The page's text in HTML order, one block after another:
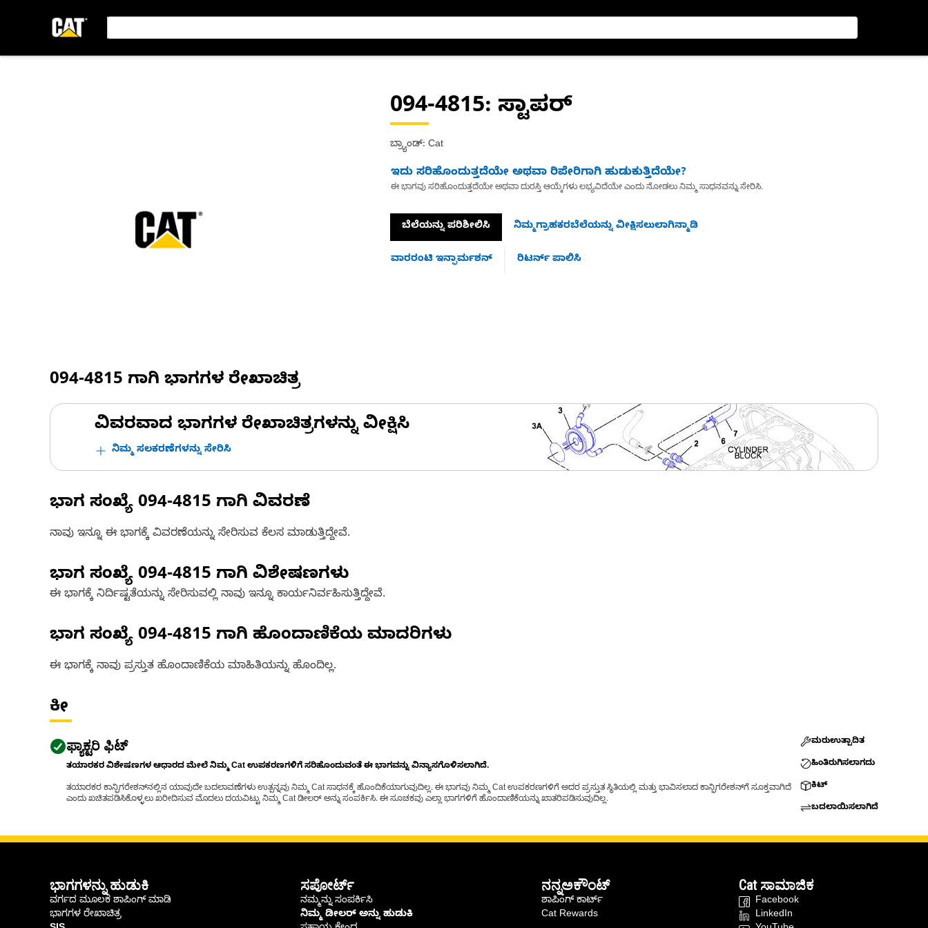
094-4815: ಸ್ಟಾಪರ್
ಬ್ರ್ಯಾಂಡ್: Cat
ಇದು ಸರಿಹೊಂದುತ್ತದೆಯೇ ಅಥವಾ ರಿಪೇರಿಗಾಗಿ ಹುಡುಕುತ್ತಿದೆಯೇ?
ಈ ಭಾಗವು ಸರಿಹೊಂದುತ್ತದೆಯೇ ಅಥವಾ ದುರಸ್ತಿ ಆಯ್ಕೆಗಳು ಲಭ್ಯವಿದೆಯೇ ಎಂದು ನೋಡಲು ನಿಮ್ಮ ಸಾಧನವನ್ನು ಸೇರಿಸಿ.
ಬೆಲೆಯನ್ನು ಪರಿಶೀಲಿಸಿ ನಿಮ್ಮಗ್ರಾಹಕರಬೆಲೆಯನ್ನು ವೀಕ್ಷಿಸಲುಲಾಗಿನ್ಮಾಡಿ
ವಾರರಂಟಿ ಇನ್ಫಾರ್ಮಶನ್ ರಿಟರ್ನ್ ಪಾಲಿಸಿ
094-4815 ಗಾಗಿ ಭಾಗಗಳ ರೇಖಾಚಿತ್ರ
ವಿವರವಾದ ಭಾಗಗಳ ರೇಖಾಚಿತ್ರಗಳನ್ನು ವೀಕ್ಷಿಸಿ
ನಿಮ್ಮ ಸಲಕರಣೆಗಳನ್ನು ಸೇರಿಸಿ
ಭಾಗ ಸಂಖ್ಯೆ 094-4815 ಗಾಗಿ ವಿವರಣೆ
ನಾವು ಇನ್ನೂ ಈ ಭಾಗಕ್ಕೆ ವಿವರಣೆಯನ್ನು ಸೇರಿಸುವ ಕೆಲಸ ಮಾಡುತ್ತಿದ್ದೇವೆ.
ಭಾಗ ಸಂಖ್ಯೆ 094-4815 ಗಾಗಿ ವಿಶೇಷಣಗಳು
ಈ ಭಾಗಕ್ಕೆ ನಿರ್ದಿಷ್ಟತೆಯನ್ನು ಸೇರಿಸುವಲ್ಲಿ ನಾವು ಇನ್ನೂ ಕಾರ್ಯನಿರ್ವಹಿಸುತ್ತಿದ್ದೇವೆ.
ಭಾಗ ಸಂಖ್ಯೆ 094-4815 ಗಾಗಿ ಹೊಂದಾಣಿಕೆಯ ಮಾದರಿಗಳು
ಈ ಭಾಗಕ್ಕೆ ನಾವು ಪ್ರಸ್ತುತ ಹೊಂದಾಣಿಕೆಯ ಮಾಹಿತಿಯನ್ನು ಹೊಂದಿಲ್ಲ.
ಕೀ
ಫ್ಯಾಕ್ಟರಿ ಫಿಟ್
ತಯಾರಕರ ವಿಶೇಷಣಗಳ ಆಧಾರದ ಮೇಲೆ ನಿಮ್ಮ Cat ಉಪಕರಣಗಳಿಗೆ ಸರಿಹೊಂದುವಂತೆ ಈ ಭಾಗವನ್ನು ವಿನ್ಯಾಸಗೊಳಿಸಲಾಗಿದೆ.
ತಯಾರಕರ ಕಾನ್ಫಿಗರೇಶನ್‌ನಲ್ಲಿನ ಯಾವುದೇ ಬದಲಾವಣೆಗಳು ಉತ್ಪನ್ನವು ನಿಮ್ಮ Cat ಸಾಧನಕ್ಕೆ ಹೊಂದಿಕೆಯಾಗುವುದಿಲ್ಲ. ಈ ಭಾಗವು ನಿಮ್ಮ Cat ಉಪಕರಣಗಳಿಗೆ ಅದರ ಪ್ರಸ್ತುತ ಸ್ಥಿತಿಯಲ್ಲಿ ಮತ್ತು ಭಾವಿಸಲಾದ ಕಾನ್ಫಿಗರೇಶನ್‌ಗೆ ಸೂಕ್ತವಾಗಿದೆ
ಎಂದು ಖಚಿತಪಡಿಸಿಕೊಳ್ಳಲು ಖರೀದಿಸುವ ಮೊದಲು ದಯವಿಟ್ಟು ನಿಮ್ಮ Cat ಡೀಲರ್ ಅನ್ನು ಸಂಪರ್ಕಿಸಿ. ಈ ಸೂಚಕವು ಎಲ್ಲಾ ಭಾಗಗಳಿಗೆ ಹೊಂದಾಣಿಕೆಯನ್ನು ಖಾತರಿಪಡಿಸುವುದಿಲ್ಲ.
ಮರುಉತ್ಪಾದಿತ
ಹಿಂತಿರುಗಿಸಲಾಗದು
ಕಿಟ್
ಬದಲಾಯಿಸಲಾಗಿದೆ
ಭಾಗಗಳನ್ನು ಹುಡುಕಿ
ವರ್ಗದ ಮೂಲಕ ಶಾಪಿಂಗ್ ಮಾಡಿ
ಭಾಗಗಳ ರೇಖಾಚಿತ್ರ
ಸಪೋರ್ಟ್
ನಮ್ಮನ್ನು ಸಂಪರ್ಕಿಸಿ
ನಿಮ್ಮ ಡೀಲರ್ ಅನ್ನು ಹುಡುಕಿ
ನನ್ನಅಕೌಂಟ್
ಶಾಪಿಂಗ್ ಕಾರ್ಟ್
Cat Rewards
Cat ಸಾಮಾಜಿಕ
Facebook
LinkedIn